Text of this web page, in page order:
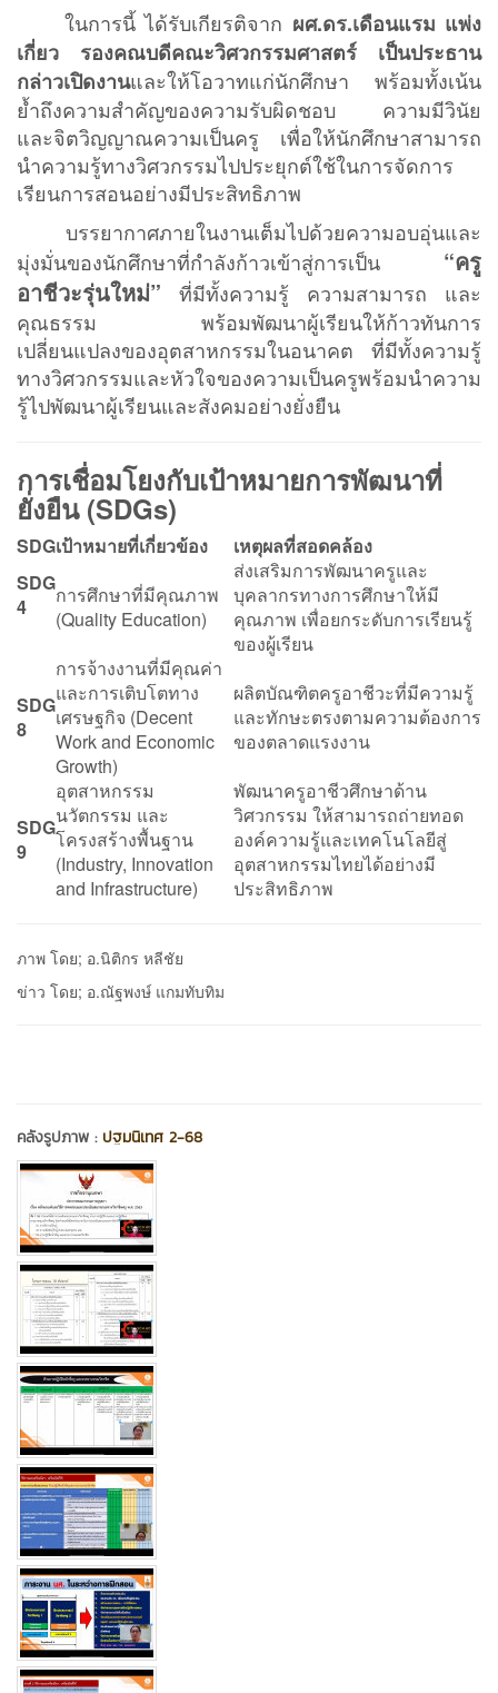
ในการนี้ ได้รับเกียรติจาก ผศ.ดร.เดือนแรม แพ่ง
เกี่ยว รองคณบดีคณะวิศวกรรมศาสตร์ เป็นประธาน
กล่าวเปิดงานและให้โอวาทแก่นักศึกษา พร้อมทั้งเน้น
ย้ำถึงความสำคัญของความรับผิดชอบ ความมีวินัย
และจิตวิญญาณความเป็นครู เพื่อให้นักศึกษาสามารถ
นำความรู้ทางวิศวกรรมไปประยุกต์ใช้ในการจัดการ
เรียนการสอนอย่างมีประสิทธิภาพ
บรรยากาศภายในงานเต็มไปด้วยความอบอุ่นและ
มุ่งมั่นของนักศึกษาที่กำลังก้าวเข้าสู่การเป็น “ครู
อาชีวะรุ่นใหม่” ที่มีทั้งความรู้ ความสามารถ และ
คุณธรรม พร้อมพัฒนาผู้เรียนให้ก้าวทันการ
เปลี่ยนแปลงของอุตสาหกรรมในอนาคต ที่มีทั้งความรู้
ทางวิศวกรรมและหัวใจของความเป็นครูพร้อมนำความ
รู้ไปพัฒนาผู้เรียนและสังคมอย่างยั่งยืน
การเชื่อมโยงกับเป้าหมายการพัฒนาที่
ยั่งยืน (SDGs)
SDGเป้าหมายที่เกี่ยวข้อง
เหตุผลที่สอดคล้อง
SDG
4
การศึกษาที่มีคุณภาพ
(Quality Education)
ส่งเสริมการพัฒนาครูและ
บุคลากรทางการศึกษาให้มี
คุณภาพ เพื่อยกระดับการเรียนรู้
ของผู้เรียน
SDG
8
การจ้างงานที่มีคุณค่า
และการเติบโตทาง
เศรษฐกิจ (Decent
Work and Economic
Growth)
ผลิตบัณฑิตครูอาชีวะที่มีความรู้
และทักษะตรงตามความต้องการ
ของตลาดแรงงาน
SDG
9
อุตสาหกรรม
นวัตกรรม และ
โครงสร้างพื้นฐาน
(Industry, Innovation
and Infrastructure)
พัฒนาครูอาชีวศึกษาด้าน
วิศวกรรม ให้สามารถถ่ายทอด
องค์ความรู้และเทคโนโลยีสู่
อุตสาหกรรมไทยได้อย่างมี
ประสิทธิภาพ
ภาพ โดย; อ.นิติกร หลีชัย
ข่าว โดย; อ.ณัฐพงษ์ แกมทับทิม
คลังรูปภาพ : ปฐมนิเทศ 2-68